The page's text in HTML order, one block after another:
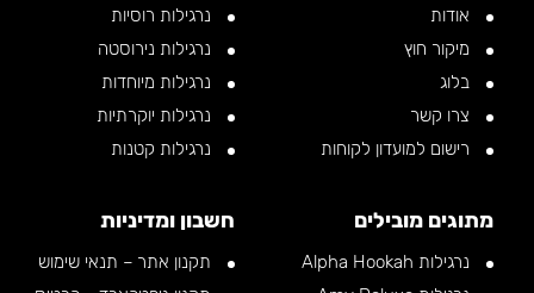
אודות
מיקור חוץ
בלוג
צרו קשר
רישום למועדון לקוחות
נרגילות רוסיות
נרגילות נירוסטה
נרגילות מיוחדות
נרגילות יוקרתיות
נרגילות קטנות
מתוגים מובילים
נרגילות Alpha Hookah
חשבון ומדיניות
תקנון אתר – תנאי שימוש